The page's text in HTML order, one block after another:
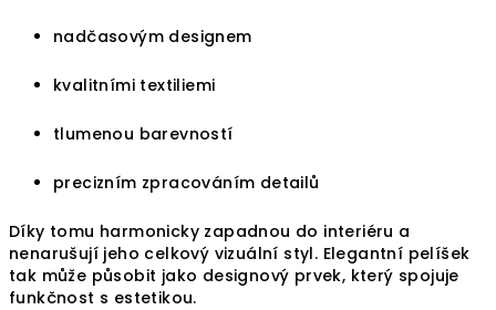
nadčasovým designem
kvalitními textiliemi
tlumenou barevností
precizním zpracováním detailů
Díky tomu harmonicky zapadnou do interiéru a
nenarušují jeho celkový vizuální styl. Elegantní pelíšek
tak může působit jako designový prvek, který spojuje
funkčnost s estetikou.